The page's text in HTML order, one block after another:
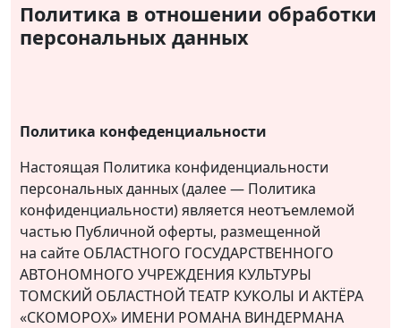
Политика в отношении обработки
персональных данных
Политика конфеденциальности
Настоящая Политика конфиденциальности
персональных данных (далее — Политика
конфиденциальности) является неотъемлемой
частью Публичной оферты, размещенной
на сайте ОБЛАСТНОГО ГОСУДАРСТВЕННОГО
АВТОНОМНОГО УЧРЕЖДЕНИЯ КУЛЬТУРЫ
ТОМСКИЙ ОБЛАСТНОЙ ТЕАТР КУКОЛЫ И АКТЁРА
«СКОМОРОХ» ИМЕНИ РОМАНА ВИНДЕРМАНА